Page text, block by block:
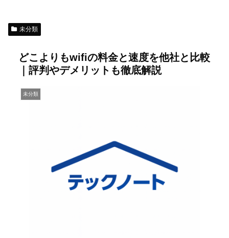
未分類
どこよりもwifiの料金と速度を他社と比較
｜評判やデメリットも徹底解説
未分類